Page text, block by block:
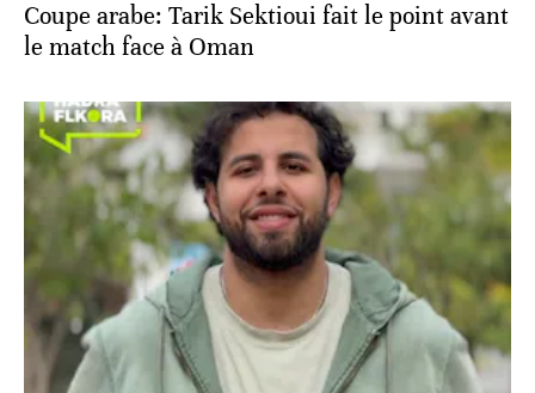
Coupe arabe: Tarik Sektioui fait le point avant
le match face à Oman